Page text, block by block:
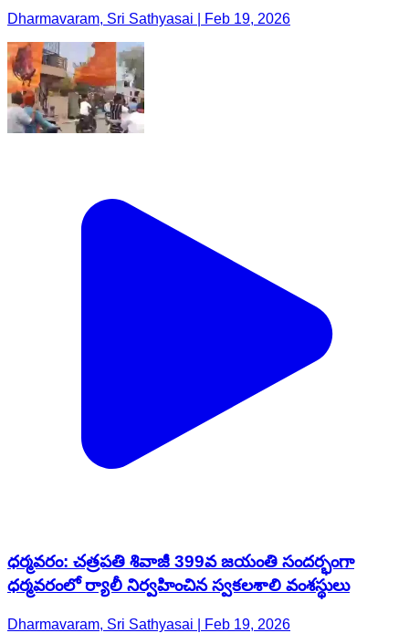
Dharmavaram, Sri Sathyasai | Feb 19, 2026
ధర్మవరం: చత్రపతి శివాజీ 399వ జయంతి సందర్భంగా
ధర్మవరంలో ర్యాలీ నిర్వహించిన స్వకలశాలి వంశస్థులు
Dharmavaram, Sri Sathyasai | Feb 19, 2026